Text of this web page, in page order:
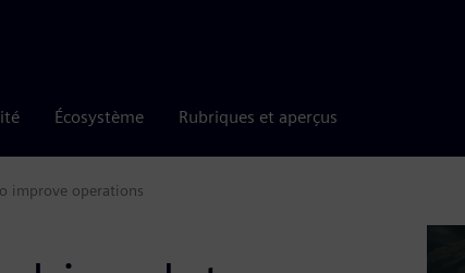
Écosystème Rubriques et aperçus
improve operations